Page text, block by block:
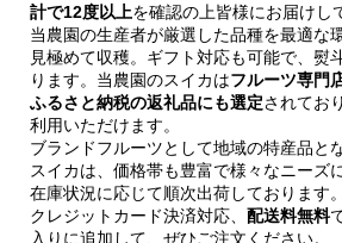
計で12度以上を確認の上皆様にお届けし
当農園の生産者が厳選した品種を最適な
見極めて収穫。ギフト対応も可能で、熨
ります。当農園のスイカはフルーツ専門
ふるさと納税の返礼品にも選定されてお
利用いただけます。
ブランドフルーツとして地域の特産品と
スイカは、価格帯も豊富で様々なニーズ
在庫状況に応じて順次出荷しております。
クレジットカード決済対応、 配送料無料
入りに追加して、ぜひご注文ください。